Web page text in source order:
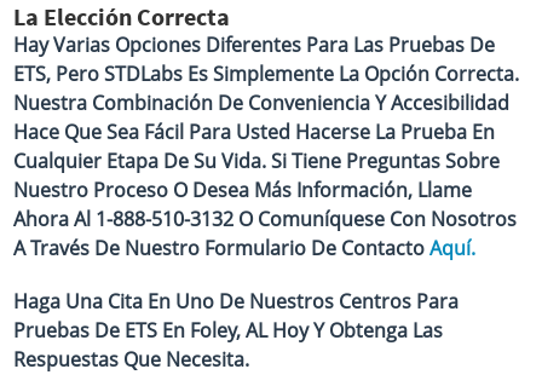
La Elección Correcta
Hay Varias Opciones Diferentes Para Las Pruebas De
ETS, Pero STDLabs Es Simplemente La Opción Correcta.
Nuestra Combinación De Conveniencia Y Accesibilidad
Hace Que Sea Fácil Para Usted Hacerse La Prueba En
Cualquier Etapa De Su Vida. Si Tiene Preguntas Sobre
Nuestro Proceso O Desea Más Información, Llame
Ahora Al 1-888-510-3132 O Comuníquese Con Nosotros
A Través De Nuestro Formulario De ContactoAquí.
Haga Una Cita En Uno De Nuestros Centros Para
Pruebas De ETS En Foley, AL Hoy Y Obtenga Las
Respuestas Que Necesita.